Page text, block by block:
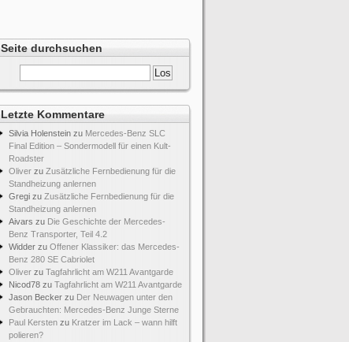
Seite durchsuchen
Letzte Kommentare
Silvia Holenstein zu Mercedes-Benz SLC
Final Edition – Sondermodell für einen Kult-
Roadster
Oliver zu Zusätzliche Fernbedienung für die
Standheizung anlernen
Gregi zu Zusätzliche Fernbedienung für die
Standheizung anlernen
Aivars zu Die Geschichte der Mercedes-
Benz Transporter, Teil 4.2
Widder zu Offener Klassiker: das Mercedes-
Benz 280 SE Cabriolet
Oliver zu Tagfahrlicht am W211 Avantgarde
Nicod78 zu Tagfahrlicht am W211 Avantgarde
Jason Becker zu Der Neuwagen unter den
Gebrauchten: Mercedes-Benz Junge Sterne
Paul Kersten zu Kratzer im Lack – wann hilft
polieren?